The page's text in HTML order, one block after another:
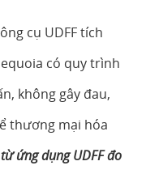
cụ UDFF tích
có quy trình
không gây đau,
thương mại hóa
ứng dụng UDFF đo